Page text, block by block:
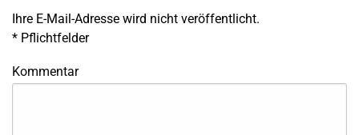
Ihre E-Mail-Adresse wird nicht veröffentlicht.
* Pflichtfelder
Kommentar